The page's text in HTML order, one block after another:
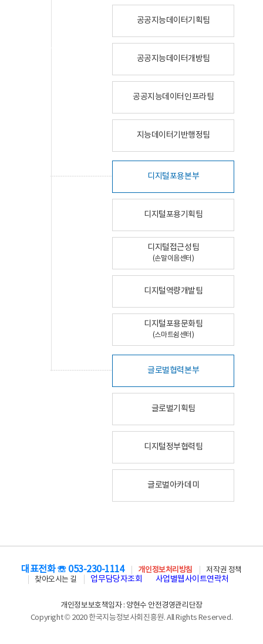
공공지능데이터기획팀
공공지능데이터개방팀
공공지능데이터인프라팀
지능데이터기반행정팀
디지털포용본부
디지털포용기획팀
디지털접근성팀
(손말이음센터)
디지털역량개발팀
디지털포용문화팀
(스마트쉼센터)
글로벌협력본부
글로벌기획팀
디지털정부협력팀
글로벌아카데미
대표전화 ☏ 053-230-1114 개인정보처리방침
저작권 정책
찾아오시는 길
업무담당자조회 사업별웹사이트연락처
개인정보보호책임자 : 양현수 안전경영관리단장
Copyright © 2020 한국지능정보사회진흥원. All Rights Reserved.